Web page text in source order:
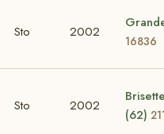
Sto 2002
16836
Sto 2002
(62)